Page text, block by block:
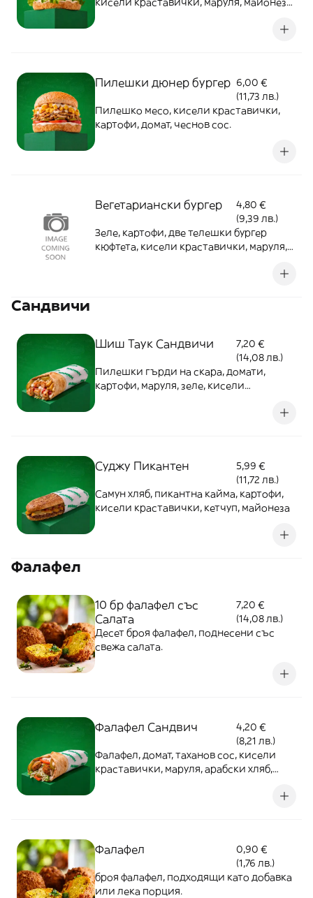
Пилешки дюнер бургер 6,00 €
(11,73 лв.)
Пилешко месо, кисели краставички,
картофи, домат, чеснов сос.
Вегетариански бургер
4,80 €
(9,39 лв.)
Зеле, картофи, две телешки бургер
кюфтета, кисели краставички, маруля,
Сандвичи
Шиш Таук Сандвичи
7,20 €
(14,08 лв.)
Пилешки гърди на скара, домати,
картофи, маруля, зеле, кисели
Cуджу Пикантен
5,99 €
(11,72 лв.)
Самун хляб, пикантна кайма, картофи,
кисели краставички, кетчуп, майонеза
Фалафел
10 бр фалафел със
Салата
7,20 €
(14,08 лв.)
Десет броя фалафел, поднесени със
свежа салата.
Фалафел Сандвич
4,20 €
(8,21 лв.)
Фалафел, домат, таханов сос, кисели
краставички, маруля, арабски хляб,
Фалафел
0,90 €
(1,76 лв.)
броя фалафел, подходящи като добавка
или лека порция.